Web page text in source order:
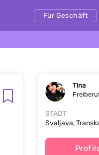
Für Geschäft
Tina
STADT
Svaljava,